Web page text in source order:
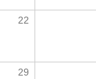
22
29